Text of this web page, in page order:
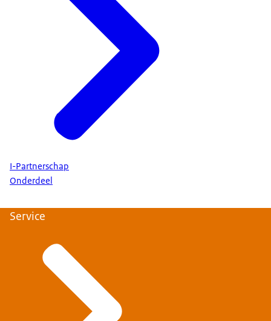
I-Partnerschap
Onderdeel
Service